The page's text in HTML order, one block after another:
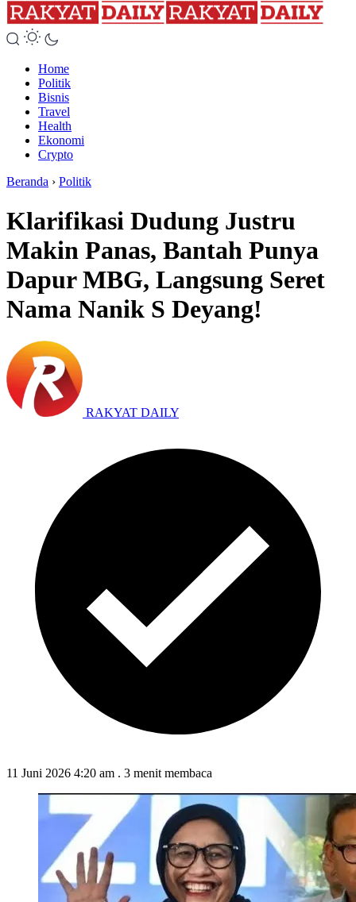
Home
Politik
Bisnis
Travel
Health
Ekonomi
Crypto
Beranda › Politik
Klarifikasi Dudung Justru
Makin Panas, Bantah Punya
Dapur MBG, Langsung Seret
Nama Nanik S Deyang!
RAKYAT DAILY
11 Juni 2026 4:20 am . 3 menit membaca